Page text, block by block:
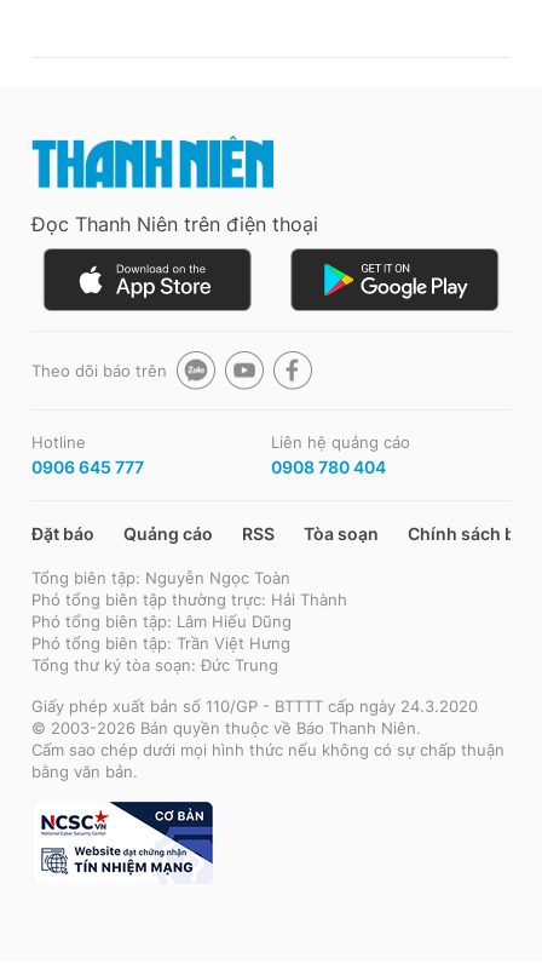
Đọc Thanh Niên trên điện thoại
Theo dõi báo trên
Hotline
0906 645 777
Liên hệ quảng cáo
0908 780 404
Đặt báo Quảng cáo RSS Tòa soạn Chính sách bảo
Tổng biên tập: Nguyễn Ngọc Toàn
Phó tổng biên tập thường trực: Hải Thành
Phó tổng biên tập: Lâm Hiếu Dũng
Phó tổng biên tập: Trần Việt Hưng
Tổng thư ký tòa soạn: Đức Trung
Giấy phép xuất bản số 110/GP - BTTTT cấp ngày 24.3.2020
© 2003-2026 Bản quyền thuộc về Báo Thanh Niên.
Cấm sao chép dưới mọi hình thức nếu không có sự chấp thuận
bằng văn bản.